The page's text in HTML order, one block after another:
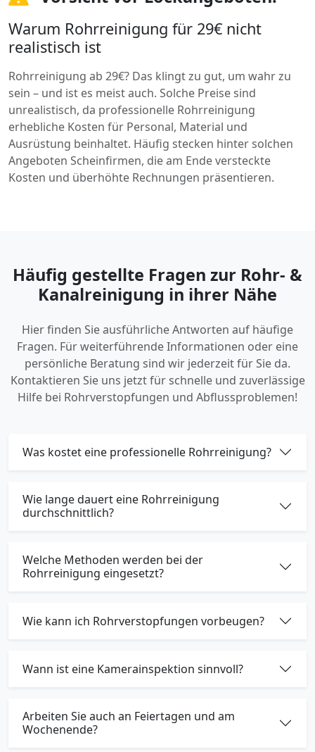
Warum Rohrreinigung für 29€ nicht
realistisch ist
Rohrreinigung ab 29€? Das klingt zu gut, um wahr zu
sein – und ist es meist auch. Solche Preise sind
unrealistisch, da professionelle Rohrreinigung
erhebliche Kosten für Personal, Material und
Ausrüstung beinhaltet. Häufig stecken hinter solchen
Angeboten Scheinfirmen, die am Ende versteckte
Kosten und überhöhte Rechnungen präsentieren.
Häufig gestellte Fragen zur Rohr- &
Kanalreinigung in ihrer Nähe
Hier finden Sie ausführliche Antworten auf häufige
Fragen. Für weiterführende Informationen oder eine
persönliche Beratung sind wir jederzeit für Sie da.
Kontaktieren Sie uns jetzt für schnelle und zuverlässige
Hilfe bei Rohrverstopfungen und Abflussproblemen!
Was kostet eine professionelle Rohrreinigung?
Wie lange dauert eine Rohrreinigung
durchschnittlich?
Welche Methoden werden bei der
Rohrreinigung eingesetzt?
Wie kann ich Rohrverstopfungen vorbeugen?
Wann ist eine Kamerainspektion sinnvoll?
Arbeiten Sie auch an Feiertagen und am
Wochenende?